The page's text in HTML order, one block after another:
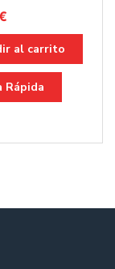
al carrito
Rápida